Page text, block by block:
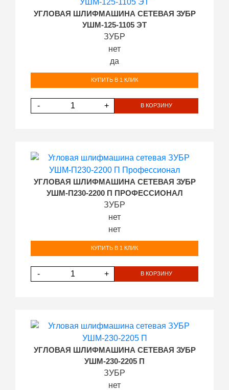
УГЛОВАЯ ШЛИФМАШИНА СЕТЕВАЯ ЗУБР
УШМ-125-1105 ЭТ
ЗУБР
нет
да
КУПИТЬ В 1 КЛИК
- + В КОРЗИНУ
УГЛОВАЯ ШЛИФМАШИНА СЕТЕВАЯ ЗУБР
УШМ-П230-2200 П ПРОФЕССИОНАЛ
ЗУБР
нет
нет
КУПИТЬ В 1 КЛИК
- + В КОРЗИНУ
УГЛОВАЯ ШЛИФМАШИНА СЕТЕВАЯ ЗУБР
УШМ-230-2205 П
ЗУБР
нет